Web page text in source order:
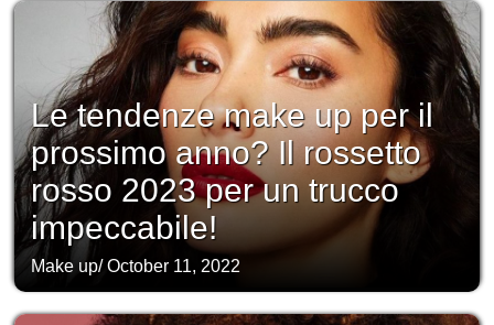
Le tendenze make up per il
prossimo anno? Il rossetto
rosso 2023 per un trucco
impeccabile!
Make up/October 11, 2022